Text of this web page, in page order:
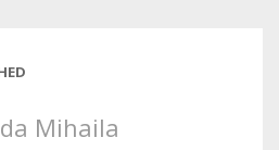
Mihaila